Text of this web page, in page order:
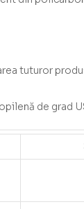
tuturor
de grad